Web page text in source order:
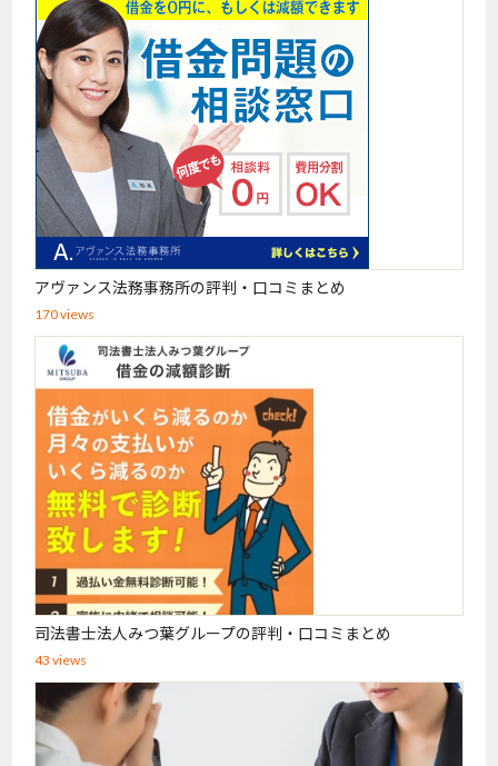
アヴァンス法務事務所の評判・口コミまとめ
170 views
司法書士法人みつ葉グループの評判・口コミまとめ
43 views